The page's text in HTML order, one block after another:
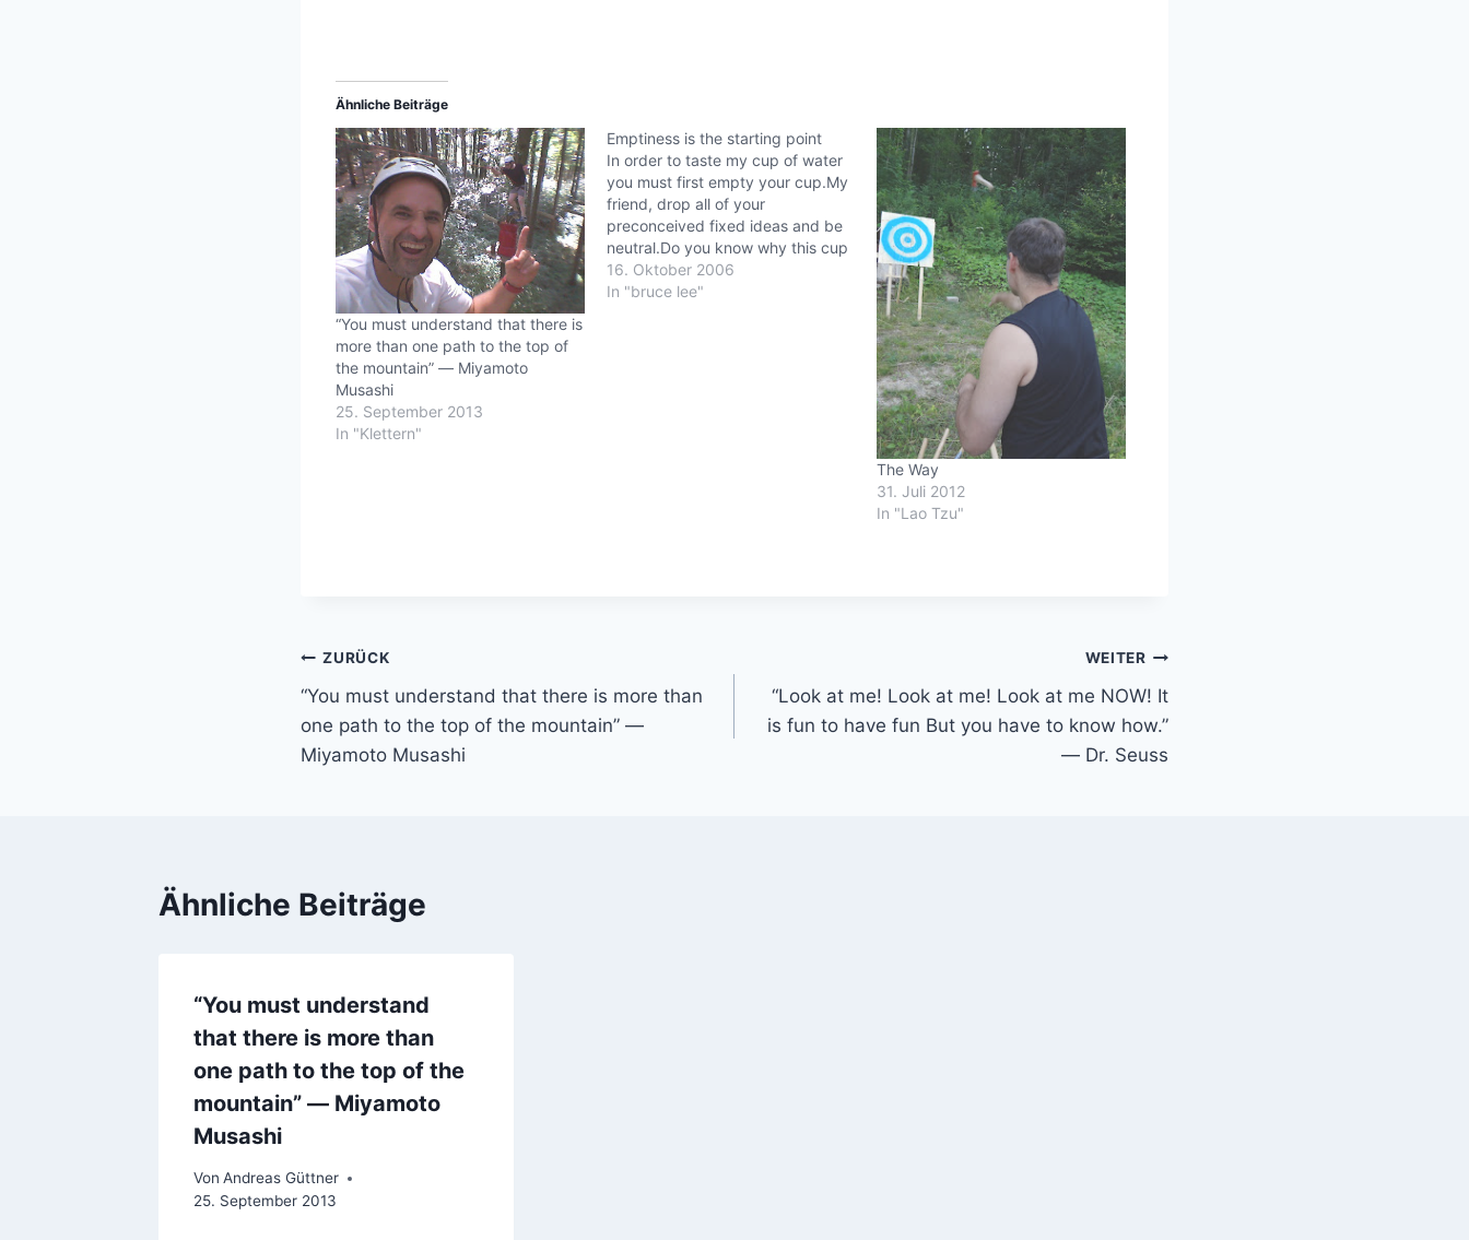
Ähnliche Beiträge
“You must understand that there is
more than one path to the top of
the mountain” ― Miyamoto
Musashi
25. September 2013
In "Klettern"
Emptiness is the starting point
In order to taste my cup of water
you must first empty your cup.My
friend, drop all of your
preconceived fixed ideas and be
neutral.Do you know why this cup
is so useful? Because it is
empty.Striking ThoughtsBruce
16. Oktober 2006
In "bruce lee"
The Way
31. Juli 2012
In "Lao Tzu"
Beitragsnavigation
ZURÜCK
“You must understand that there is more than
one path to the top of the mountain” ―
Miyamoto Musashi
WEITER
“Look at me! Look at me! Look at me NOW! It
is fun to have fun But you have to know how.”
― Dr. Seuss
Ähnliche Beiträge
“You must understand
that there is more than
one path to the top of the
mountain” ― Miyamoto
Musashi
Von Andreas Güttner
25. September 2013